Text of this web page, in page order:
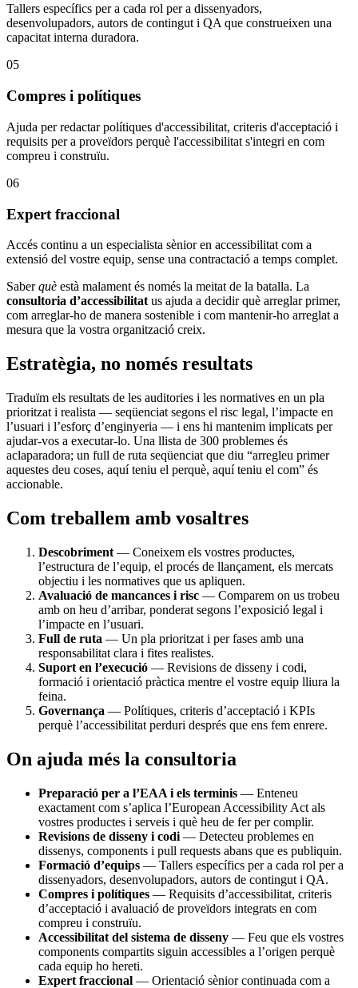
Tallers específics per a cada rol per a dissenyadors,
desenvolupadors, autors de contingut i QA que construeixen una
capacitat interna duradora.
05
Compres i polítiques
Ajuda per redactar polítiques d'accessibilitat, criteris d'acceptació i
requisits per a proveïdors perquè l'accessibilitat s'integri en com
compreu i construïu.
06
Expert fraccional
Accés continu a un especialista sènior en accessibilitat com a
extensió del vostre equip, sense una contractació a temps complet.
Saberquè està malament és només la meitat de la batalla. La
consultoria d’accessibilitat us ajuda a decidir què arreglar primer,
com arreglar-ho de manera sostenible i com mantenir-ho arreglat a
mesura que la vostra organització creix.
Estratègia, no només resultats
Traduïm els resultats de les auditories i les normatives en un pla
prioritzat i realista — seqüenciat segons el risc legal, l’impacte en
l’usuari i l’esforç d’enginyeria — i ens hi mantenim implicats per
ajudar-vos a executar-lo. Una llista de 300 problemes és
aclaparadora; un full de ruta seqüenciat que diu “arregleu primer
aquestes deu coses, aquí teniu el perquè, aquí teniu el com” és
accionable.
Com treballem amb vosaltres
Descobriment — Coneixem els vostres productes,
l’estructura de l’equip, el procés de llançament, els mercats
objectiu i les normatives que us apliquen.
Avaluació de mancances i risc — Comparem on us trobeu
amb on heu d’arribar, ponderat segons l’exposició legal i
l’impacte en l’usuari.
Full de ruta — Un pla prioritzat i per fases amb una
responsabilitat clara i fites realistes.
Suport en l’execució — Revisions de disseny i codi,
formació i orientació pràctica mentre el vostre equip lliura la
feina.
Governança — Polítiques, criteris d’acceptació i KPIs
perquè l’accessibilitat perduri després que ens fem enrere.
On ajuda més la consultoria
Preparació per a l’EAA i els terminis — Enteneu
exactament com s’aplica l’European Accessibility Act als
vostres productes i serveis i què heu de fer per complir.
Revisions de disseny i codi — Detecteu problemes en
dissenys, components i pull requests abans que es publiquin.
Formació d’equips — Tallers específics per a cada rol per a
dissenyadors, desenvolupadors, autors de contingut i QA.
Compres i polítiques — Requisits d’accessibilitat, criteris
d’acceptació i avaluació de proveïdors integrats en com
compreu i construïu.
Accessibilitat del sistema de disseny — Feu que els vostres
components compartits siguin accessibles a l’origen perquè
cada equip ho hereti.
Expert fraccional — Orientació sènior continuada com a